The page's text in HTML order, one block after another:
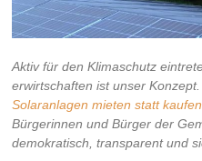
Aktiv für den Klimaschutz
erwirtschaften ist unser
Solaranlagen mieten statt kaufen
Bürgerinnen und Bürger der
demokratisch, transparent und